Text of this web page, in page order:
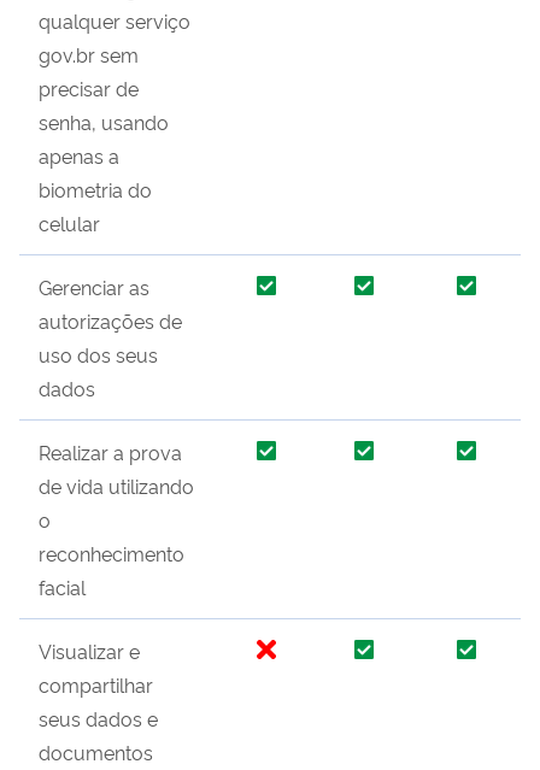
qualquer serviço
gov.br sem
precisar de
senha, usando
apenas a
biometria do
celular
Gerenciar as
autorizações de
uso dos seus
dados
Realizar a prova
de vida utilizando
o
reconhecimento
facial
Visualizar e
compartilhar
seus dados e
documentos